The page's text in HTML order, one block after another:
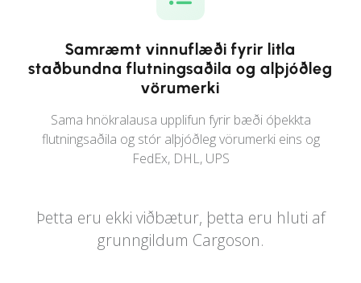
Samræmt vinnuflæði fyrir litla
staðbundna flutningsaðila og alþjóðleg
vörumerki
Sama hnökralausa upplifun fyrir bæði óþekkta
flutningsaðila og stór alþjóðleg vörumerki eins og
FedEx, DHL, UPS
Þetta eru ekki viðbætur, þetta eru hluti af
grunngildum Cargoson.